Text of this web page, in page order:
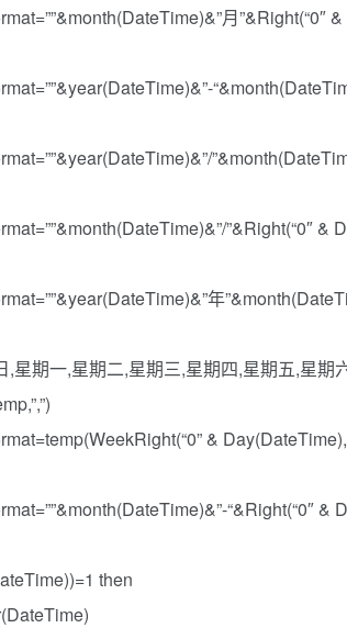
月”&Right(“0″
”&Right(“0″ &
年
,星期一,星期二,星期三,星期四,星期五,星期
&
“&Right(“0″ &
then